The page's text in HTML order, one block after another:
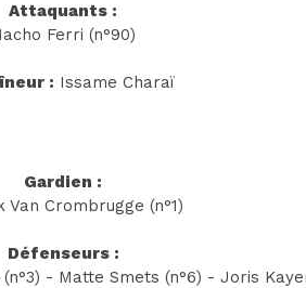
Attaquants :
Ferri (n°90)
: Issame Charaï
Gardien :
Van Crombrugge (n°1)
Défenseurs :
- Matte Smets (n°6) - Joris